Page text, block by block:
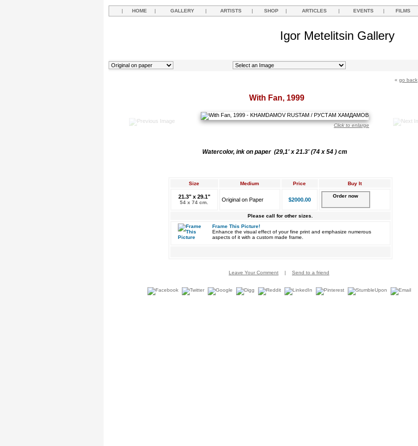
| HOME | GALLERY | ARTISTS | SHOP | ARTICLES | EVENTS | FILMS
Igor Metelitsin Gallery
« go back
With Fan, 1999
Click to enlarge
Watercolor, ink on paper (29,1' x 21.3' (74 х 54 ) cm
Size Medium Price Buy It
21.3" x 29.1"
54 x 74 cm. Original on Paper $2000.00
Order now
Please call for other sizes.
Frame This Picture!
Enhance the visual effect of your fine print and emphasize numerous
aspects of it with a custom made frame.
Leave Your Comment | Send to a friend